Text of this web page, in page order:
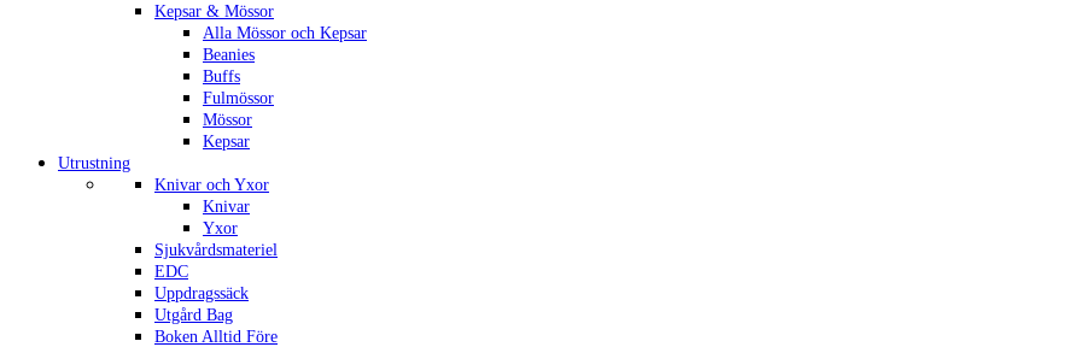
Kepsar & Mössor
Alla Mössor och Kepsar
Beanies
Buffs
Fulmössor
Mössor
Kepsar
Utrustning
Knivar och Yxor
Knivar
Yxor
Sjukvårdsmateriel
EDC
Uppdragssäck
Utgård Bag
Boken Alltid Före